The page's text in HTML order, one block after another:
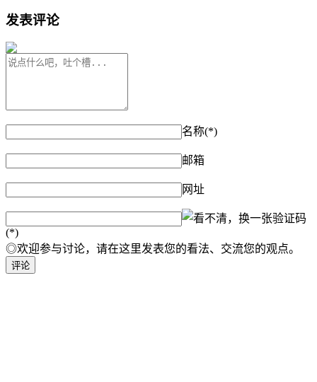
发表评论
名称(*)
邮箱
网址
验证码
(*)
◎欢迎参与讨论，请在这里发表您的看法、交流您的观点。